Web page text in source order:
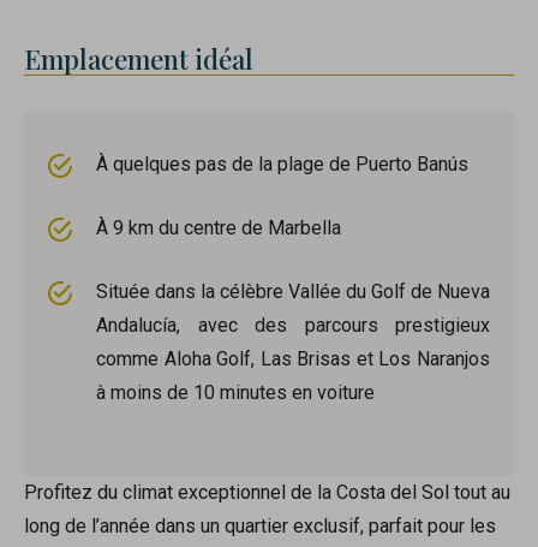
Emplacement idéal
À quelques pas de la plage de Puerto Banús
À 9 km du centre de Marbella
Située dans la célèbre Vallée du Golf de Nueva
Andalucía, avec des parcours prestigieux
comme Aloha Golf, Las Brisas et Los Naranjos
à moins de 10 minutes en voiture
Profitez du climat exceptionnel de la Costa del Sol tout au
long de l’année dans un quartier exclusif, parfait pour les